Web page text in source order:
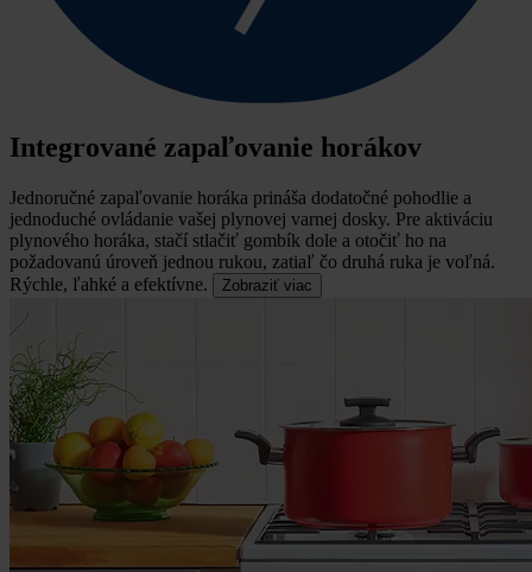
Integrované zapaľovanie horákov
Jednoručné zapaľovanie horáka prináša dodatočné pohodlie a
jednoduché ovládanie vašej plynovej varnej dosky. Pre aktiváciu
plynového horáka, stačí stlačiť gombík dole a otočiť ho na
požadovanú úroveň jednou rukou, zatiaľ čo druhá ruka je voľná.
Rýchle, ľahké a efektívne.
Zobraziť viac